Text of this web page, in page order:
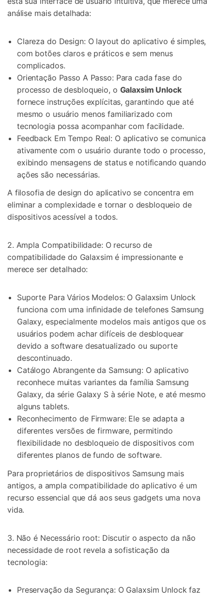
análise mais detalhada:
Clareza do Design: O layout do aplicativo é simples,
com botões claros e práticos e sem menus
complicados.
Orientação Passo A Passo: Para cada fase do
processo de desbloqueio, o Galaxsim Unlock
fornece instruções explícitas, garantindo que até
mesmo o usuário menos familiarizado com
tecnologia possa acompanhar com facilidade.
Feedback Em Tempo Real: O aplicativo se comunica
ativamente com o usuário durante todo o processo,
exibindo mensagens de status e notificando quando
ações são necessárias.
A filosofia de design do aplicativo se concentra em
eliminar a complexidade e tornar o desbloqueio de
dispositivos acessível a todos.
2. Ampla Compatibilidade: O recurso de
compatibilidade do Galaxsim é impressionante e
merece ser detalhado:
Suporte Para Vários Modelos: O Galaxsim Unlock
funciona com uma infinidade de telefones Samsung
Galaxy, especialmente modelos mais antigos que os
usuários podem achar difíceis de desbloquear
devido a software desatualizado ou suporte
descontinuado.
Catálogo Abrangente da Samsung: O aplicativo
reconhece muitas variantes da família Samsung
Galaxy, da série Galaxy S à série Note, e até mesmo
alguns tablets.
Reconhecimento de Firmware: Ele se adapta a
diferentes versões de firmware, permitindo
flexibilidade no desbloqueio de dispositivos com
diferentes planos de fundo de software.
Para proprietários de dispositivos Samsung mais
antigos, a ampla compatibilidade do aplicativo é um
recurso essencial que dá aos seus gadgets uma nova
vida.
3. Não é Necessário root: Discutir o aspecto da não
necessidade de root revela a sofisticação da
tecnologia:
Preservação da Segurança: O Galaxsim Unlock faz